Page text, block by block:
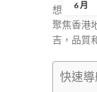
6 月
想在香港
聚焦香港
吉，品質
快速導